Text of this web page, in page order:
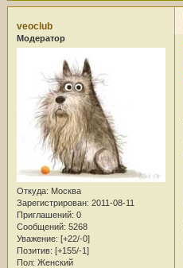
veoclub
Модератор
Откуда: Москва
Зарегистрирован: 2011-08-11
Приглашений: 0
Сообщений: 5268
Уважение: [+22/-0]
Позитив: [+155/-1]
Пол: Женский